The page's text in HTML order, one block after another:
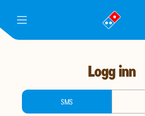
meny
gå
til
landingssiden
Logg inn
login-type
SMS